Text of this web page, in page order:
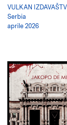
VULKAN
Serbia
aprile 2026